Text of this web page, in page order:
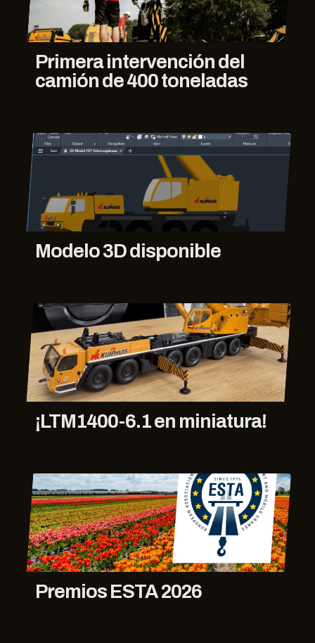
Primera intervención del
camión de 400 toneladas
Modelo 3D disponible
¡LTM1400-6.1 en miniatura!
Premios ESTA 2026